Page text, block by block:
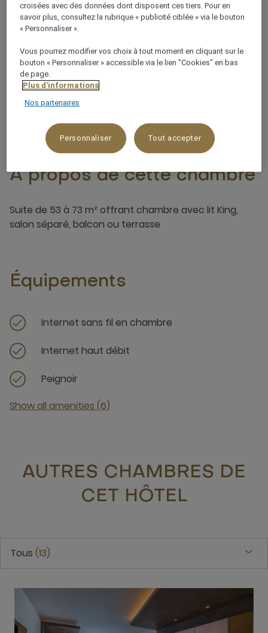
73 m²
Vue sur la ville
3 x
À propos de cette chambre
Suite de 53 à 73 m² offrant chambre avec lit King,
salon séparé, balcon ou terrasse
Équipements
Internet sans fil en chambre
Internet haut débit
Peignoir
Show all amenities (6)
AUTRES CHAMBRES DE
CET HÔTEL
Tous 13
croisées avec des données dont disposent ces tiers. Pour en
savoir plus, consultez la rubrique « publicité ciblée » via le bouton
« Personnaliser ».
Vous pourrez modifier vos choix à tout moment en cliquant sur le
bouton « Personnaliser » accessible via le lien "Cookies" en bas
de page.
Plus d'informations
Nos partenaires
Personnaliser Tout accepter